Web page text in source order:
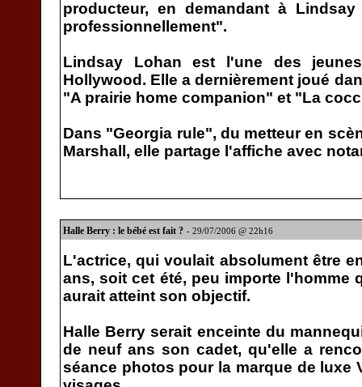
producteur, en demandant à
professionnellement".
Lindsay Lohan est l'une des
Hollywood. Elle a dernièrement joué
"A prairie home companion" et "La
Dans "Georgia rule", du metteur en
Marshall, elle partage l'affiche avec
Halle Berry : le bébé est fait ? - 29/07/2006 @ 22h16
L'actrice, qui voulait absolument être
ans, soit cet été, peu importe l'homme
aurait atteint son objectif.
Halle Berry serait enceinte du
de neuf ans son cadet, qu'elle a
séance photos pour la marque de luxe